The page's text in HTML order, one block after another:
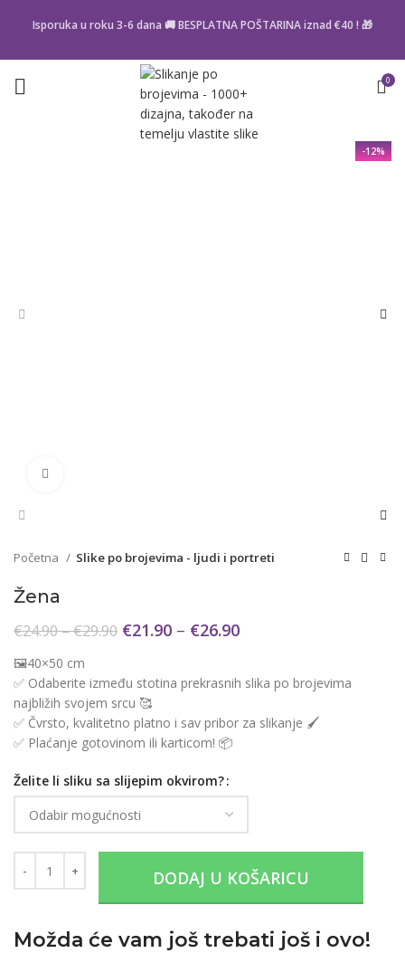
Isporuka u roku 3-6 dana 🚚 BESPLATNA POŠTARINA iznad €40 ! 🎁
0
-12%
Početna Slike po brojevima - ljudi i portreti
Žena
€24.90–€29.90 €21.90 – €26.90
🖼️40×50 cm
✅ Odaberite između stotina prekrasnih slika po brojevima
najbližih svojem srcu 🥰
✅ Čvrsto, kvalitetno platno i sav pribor za slikanje 🖌️
✅ Plaćanje gotovinom ili karticom! 📦
Želite li sliku sa slijepim okvirom?
DODAJ U KOŠARICU
Možda će vam još trebati još i ovo!